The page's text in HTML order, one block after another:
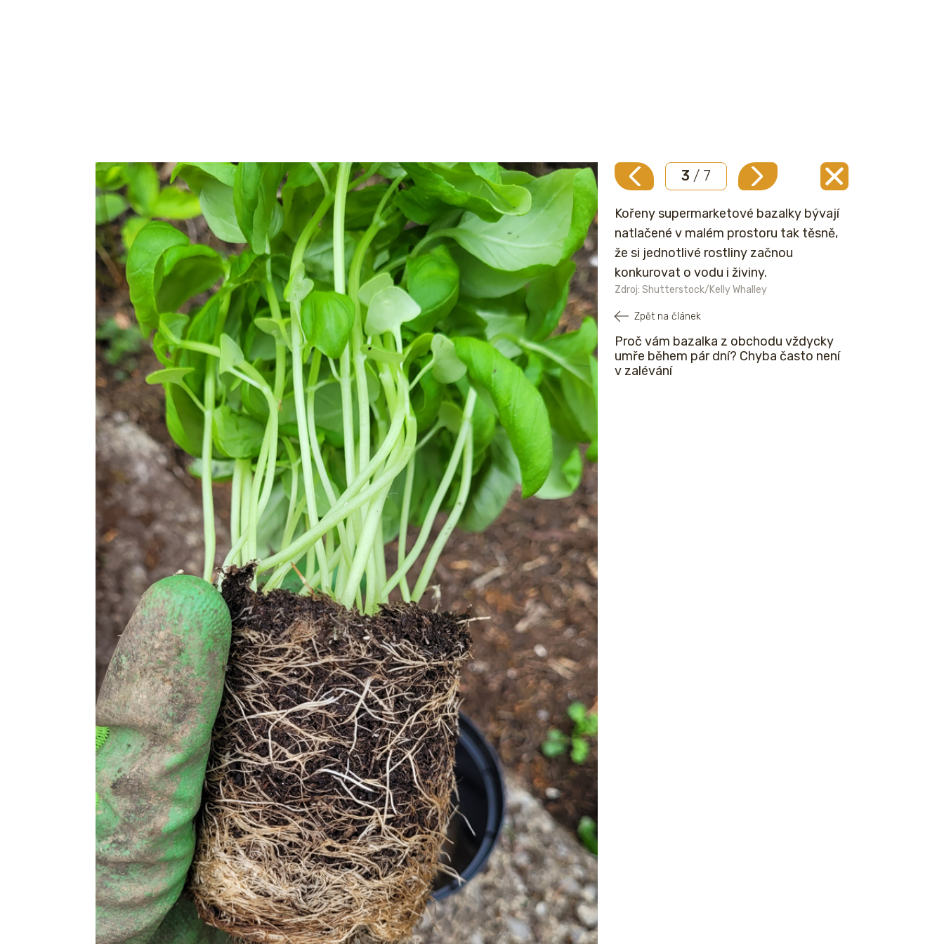
3 / 7
Kořeny supermarketové bazalky bývají
natlačené v malém prostoru tak těsně,
že si jednotlivé rostliny začnou
konkurovat o vodu i živiny.
Zdroj: Shutterstock/Kelly Whalley
Zpět na článek
Proč vám bazalka z obchodu vždycky
umře během pár dní? Chyba často není
v zalévání